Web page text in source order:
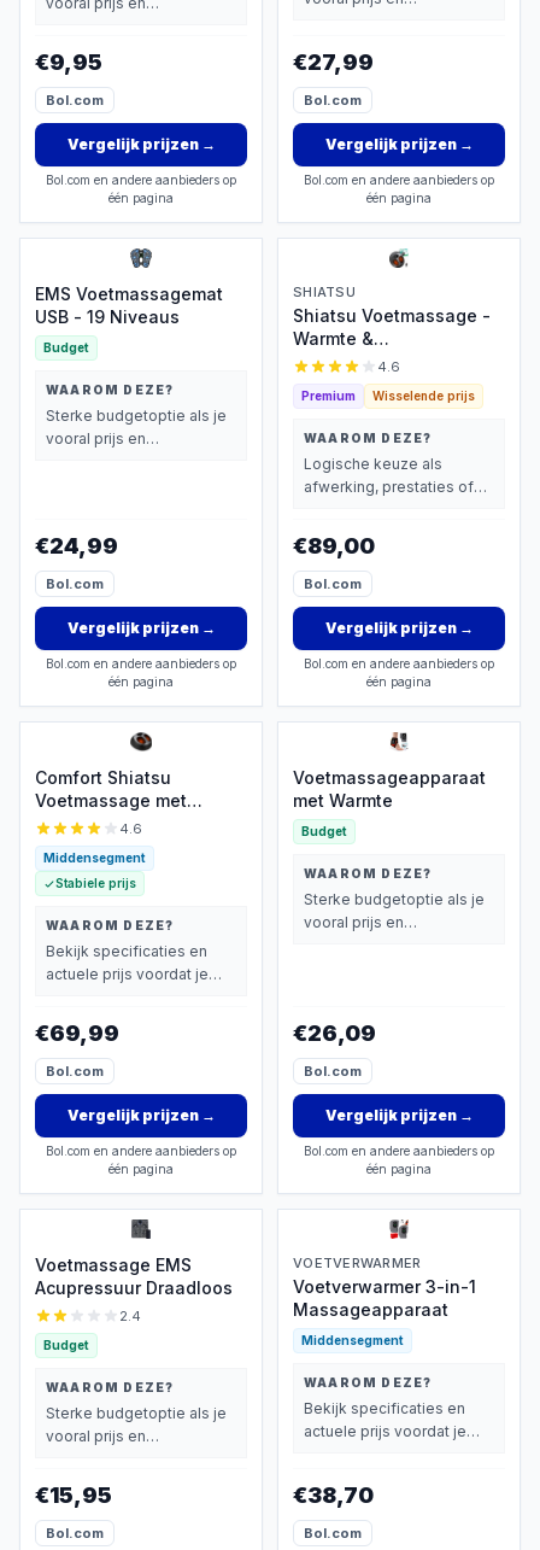
€9,95
Bol.com
Vergelijk prijzen→
Bol.com en andere aanbieders op
één pagina
€27,99
Bol.com
Vergelijk prijzen→
Bol.com en andere aanbieders op
één pagina
EMS Voetmassagemat
USB - 19 Niveaus
Budget
WAAROM DEZE?
Sterke budgetoptie als je
vooral prijs en
€24,99
Bol.com
Vergelijk prijzen→
Bol.com en andere aanbieders op
één pagina
SHIATSU
Shiatsu Voetmassage -
Warmte &
Luchtcompressie
4.6
Premium Wisselende prijs
WAAROM DEZE?
Logische keuze als
afwerking, prestaties of
€89,00
Bol.com
Vergelijk prijzen→
Bol.com en andere aanbieders op
één pagina
Comfort Shiatsu
Voetmassage met
Infrarood 4.6
Middensegment
Stabiele prijs
WAAROM DEZE?
Bekijk specificaties en
actuele prijs voordat je
€69,99
Bol.com
Vergelijk prijzen→
Bol.com en andere aanbieders op
één pagina
Voetmassageapparaat
met Warmte
Budget
WAAROM DEZE?
Sterke budgetoptie als je
vooral prijs en
€26,09
Bol.com
Vergelijk prijzen→
Bol.com en andere aanbieders op
één pagina
Voetmassage EMS
Acupressuur Draadloos
2.4
Budget
WAAROM DEZE?
Sterke budgetoptie als je
vooral prijs en
€15,95
Bol.com
VOETVERWARMER
Voetverwarmer 3-in-1
Massageapparaat
Middensegment
WAAROM DEZE?
Bekijk specificaties en
actuele prijs voordat je
€38,70
Bol.com